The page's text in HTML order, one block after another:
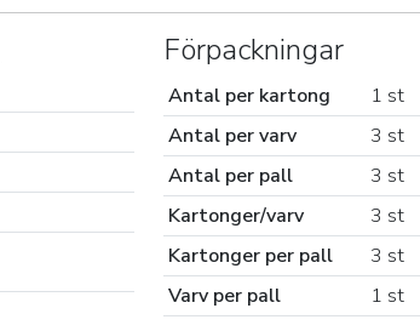
Förpackningar
Antal per kartong
1 st
Antal per varv
3 st
Antal per pall
3 st
Kartonger/varv
3 st
Kartonger per pall
3 st
Varv per pall
1 st